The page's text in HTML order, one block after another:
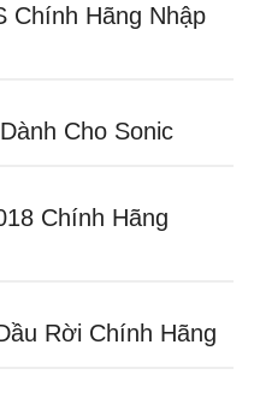
Chính Hãng Nhập
Cho Sonic
Chính Hãng
Rời Chính Hãng